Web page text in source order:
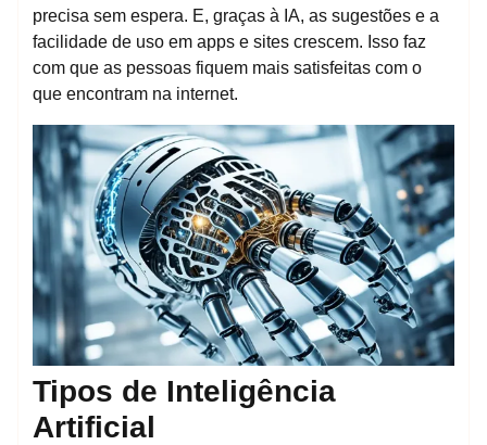
precisa sem espera. E, graças à IA, as sugestões e a
facilidade de uso em apps e sites crescem. Isso faz
com que as pessoas fiquem mais satisfeitas com o
que encontram na internet.
Tipos de Inteligência
Artificial